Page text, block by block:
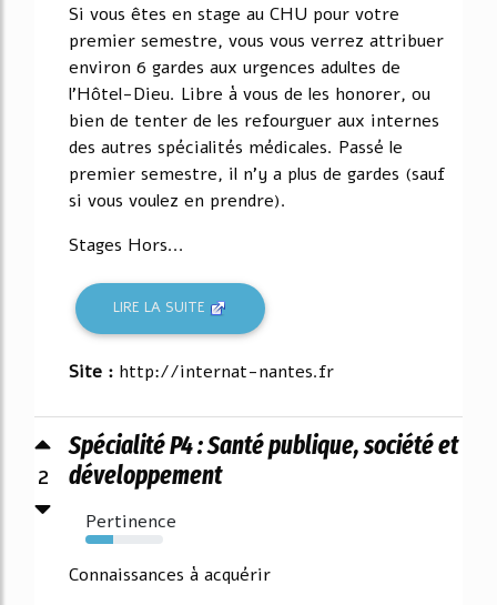
Si vous êtes en stage au CHU pour votre
premier semestre, vous vous verrez attribuer
environ 6 gardes aux urgences adultes de
l'Hôtel-Dieu. Libre à vous de les honorer, ou
bien de tenter de les refourguer aux internes
des autres spécialités médicales. Passé le
premier semestre, il n'y a plus de gardes (sauf
si vous voulez en prendre).
Stages Hors...
LIRE LA SUITE
Site : http://internat-nantes.fr
2
Spécialité P4 : Santé publique, société et
développement
Pertinence
35%
Connaissances à acquérir